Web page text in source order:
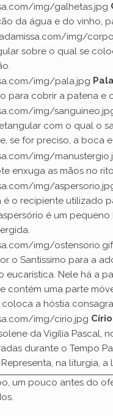
da água e do vinho,
sobre o qual se
Pala
para cobrir a patena e
com o qual o
se for preciso, a boca
enxuga as mãos no
é o recipiente utilizado
é um
o Santíssimo para a
eucarística. Nele há a
contém uma parte
coloca a hóstia
da Vigília Pascal,
durante o Tempo
na liturgia, a
um pouco antes do